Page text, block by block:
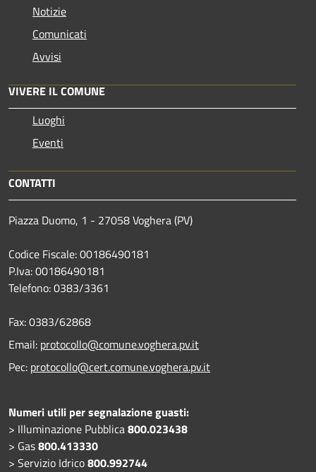
Notizie
Comunicati
Avvisi
VIVERE IL COMUNE
Luoghi
Eventi
CONTATTI
Piazza Duomo, 1 - 27058 Voghera (PV)
Codice Fiscale: 00186490181
P.Iva: 00186490181
Telefono:0383/3361
Fax:0383/62868
Email: protocollo@comune.voghera.pv.it
Pec: protocollo@cert.comune.voghera.pv.it
Numeri utili per segnalazione guasti:
> Illuminazione Pubblica800.023438
> Gas800.413330
> Servizio Idrico800.992744